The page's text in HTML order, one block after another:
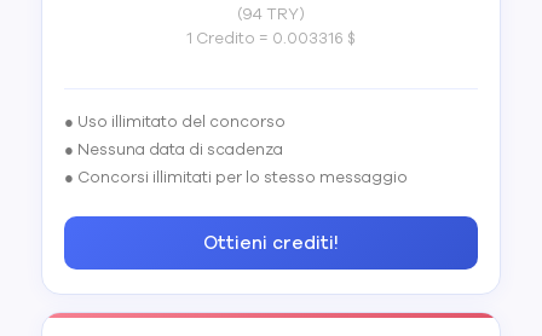
(94 TRY)
1 Credito = 0.003316 $
● Uso illimitato del concorso
● Nessuna data di scadenza
● Concorsi illimitati per lo stesso messaggio
Ottieni crediti!